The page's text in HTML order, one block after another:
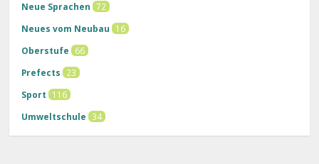
Neue Sprachen 72
Neues vom Neubau
16
Oberstufe
66
Prefects
23
Sport
116
Umweltschule 34